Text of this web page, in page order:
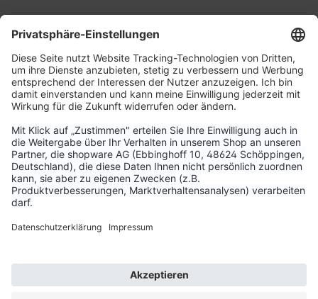
Unternehmen
Aktuelle Themen